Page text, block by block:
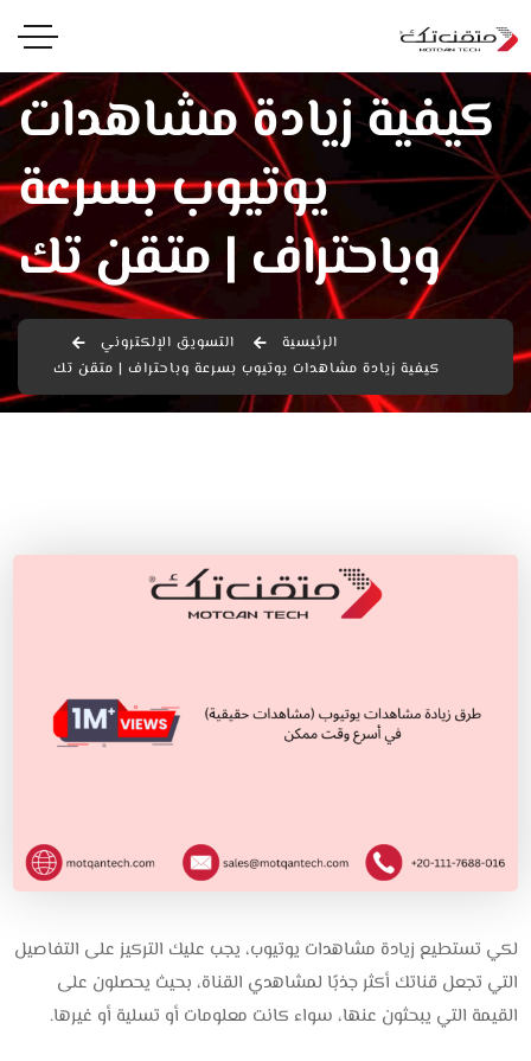
كيفية زيادة مشاهدات
يوتيوب بسرعة
وباحتراف | متقن تك
الرئيسية
التسويق الإلكتروني
كيفية زيادة مشاهدات يوتيوب بسرعة وباحتراف | متقن تك
لكي تستطيع زيادة مشاهدات يوتيوب، يجب عليك التركيز على التفاصيل
التي تجعل قناتك أكثر جذبًا لمشاهدي القناة، بحيث يحصلون على
القيمة التي يبحثون عنها، سواء كانت معلومات أو تسلية أو غيرها.